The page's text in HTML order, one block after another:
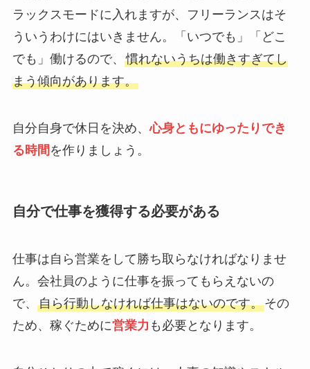
ラックスモードに入れますが、フリーランスはそ
ういうわけにはいきません。「いつでも」「どこ
でも」働けるので、 慣れないうちは働きすぎてし
まう傾向があります。
自分自身で休日を決め、心身ともにゆったりでき
る時間 を作りましょう。
自分で仕事を獲得する必要がある
仕事は自ら営業をして勝ち取らなければなりませ
ん。会社員のように仕事を振ってもらえないの
で、 自ら行動しなければ仕事はないのです。その
ため、稼ぐために営業力 も必要となります。